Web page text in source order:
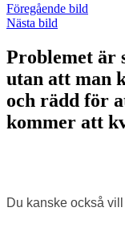
Föregående bild
Nästa bild
Problemet är
utan att man
och rädd för
kommer att
Du kanske också